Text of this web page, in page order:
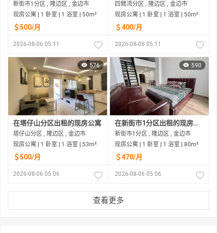
新街市1分区 , 隆边区 , 金边市
现房公寓 | 1 卧室 | 1 浴室 | 50m²
＄500/月
2026-08-06 05:11
四臂湾分区 , 隆边区 , 金边市
现房公寓 | 1 卧室 | 1 浴室 | 50m²
＄400/月
2026-08-06 05:11
576
在塔仔山分区出租的现房公寓
塔仔山分区 , 隆边区 , 金边市
现房公寓 | 1 卧室 | 1 浴室 | 53m²
＄500/月
2026-08-06 05:06
590
在新街市1分区出租的现房公寓
新街市1分区 , 隆边区 , 金边市
现房公寓 | 1 卧室 | 1 浴室 | 80m²
＄470/月
2026-08-06 05:06
查看更多